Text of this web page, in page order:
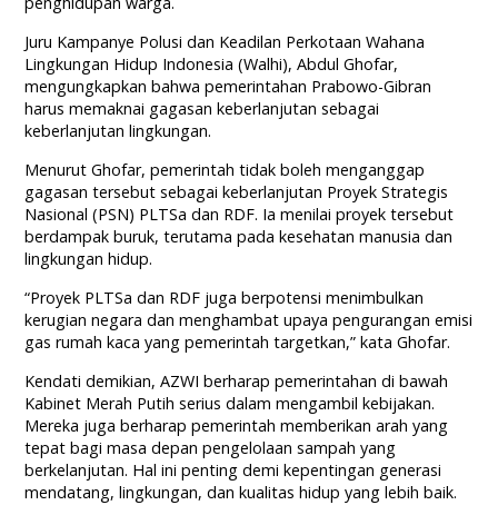
Juru Kampanye Polusi dan Keadilan Perkotaan Wahana
Lingkungan Hidup Indonesia (Walhi), Abdul Ghofar,
mengungkapkan bahwa pemerintahan Prabowo-Gibran
harus memaknai gagasan keberlanjutan sebagai
keberlanjutan lingkungan.
Menurut Ghofar, pemerintah tidak boleh menganggap
gagasan tersebut sebagai keberlanjutan Proyek Strategis
Nasional (PSN) PLTSa dan RDF. Ia menilai proyek tersebut
berdampak buruk, terutama pada kesehatan manusia dan
lingkungan hidup.
“Proyek PLTSa dan RDF juga berpotensi menimbulkan
kerugian negara dan menghambat upaya pengurangan emisi
gas rumah kaca yang pemerintah targetkan,” kata Ghofar.
Kendati demikian, AZWI berharap pemerintahan di bawah
Kabinet Merah Putih serius dalam mengambil kebijakan.
Mereka juga berharap pemerintah memberikan arah yang
tepat bagi masa depan pengelolaan sampah yang
berkelanjutan. Hal ini penting demi kepentingan generasi
mendatang, lingkungan, dan kualitas hidup yang lebih baik.